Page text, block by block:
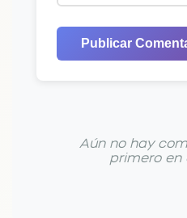
Publicar
Aún no hay
primero en